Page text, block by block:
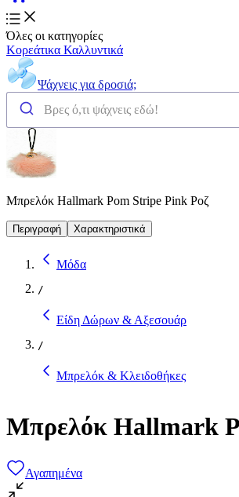
Όλες οι κατηγορίες
Κορεάτικα Καλλυντικά
Ψάχνεις για δροσιά;
Μπρελόκ Hallmark Pom Stripe Pink Ροζ
Περιγραφή Χαρακτηριστικά
Μόδα
/
Είδη Δώρων & Αξεσουάρ
/
Μπρελόκ & Κλειδοθήκες
Μπρελόκ Hallmark
Αγαπημένα